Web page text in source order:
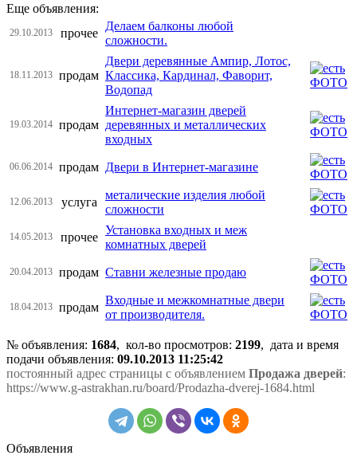
Еще объявления:
29.10.2013 прочее
Делаем балконы любой
сложности.
18.11.2013 продам
Двери деревянные Ампир, Лотос,
Классика, Кардинал, Фаворит,
Водопад
19.03.2014 продам
Интернет-магазин дверей
деревянных и металлических
входных
06.06.2014 продам Двери в Интернет-магазине
12.06.2013 услуга
металические изделия любой
сложности
14.05.2013 прочее
Установка входных и меж
комнатных дверей
20.04.2013 продам Ставни железные продаю
18.04.2013 продам
Входные и межкомнатные двери
от производителя.
№ объявления: 1684, кол-во просмотров: 2199, дата и время
подачи объявления: 09.10.2013 11:25:42
постоянный адрес страницы с объявлением Продажа дверей:
https://www.g-astrakhan.ru/board/Prodazha-dverej-1684.html
Объявления